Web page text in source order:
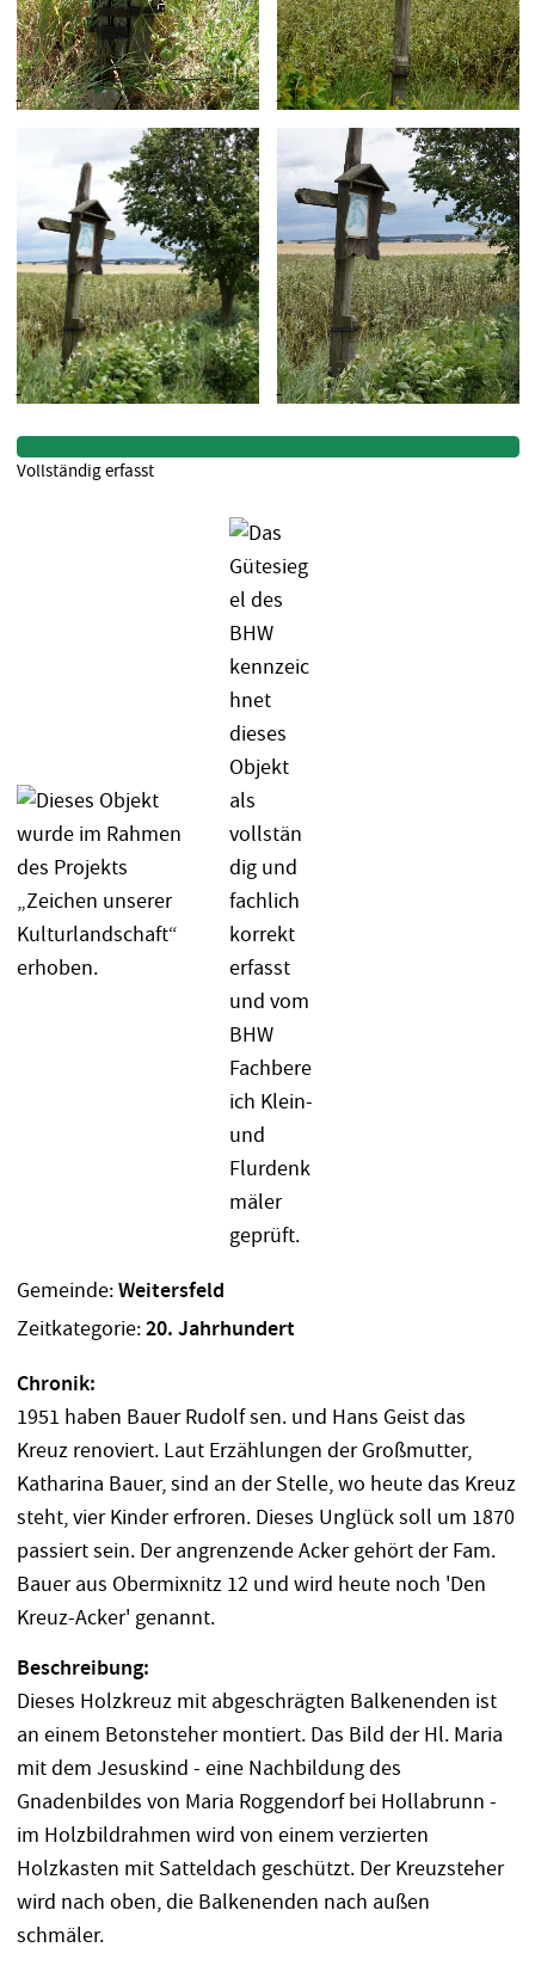
Gemeinde:Weitersfeld
Zeitkategorie:20. Jahrhundert
Chronik:
1951 haben Bauer Rudolf sen. und Hans Geist das
Kreuz renoviert. Laut Erzählungen der Großmutter,
Katharina Bauer, sind an der Stelle, wo heute das Kreuz
steht, vier Kinder erfroren. Dieses Unglück soll um 1870
passiert sein. Der angrenzende Acker gehört der Fam.
Bauer aus Obermixnitz 12 und wird heute noch 'Den
Kreuz-Acker' genannt.
Beschreibung:
Dieses Holzkreuz mit abgeschrägten Balkenenden ist
an einem Betonsteher montiert. Das Bild der Hl. Maria
mit dem Jesuskind - eine Nachbildung des
Gnadenbildes von Maria Roggendorf bei Hollabrunn -
im Holzbildrahmen wird von einem verzierten
Holzkasten mit Satteldach geschützt. Der Kreuzsteher
wird nach oben, die Balkenenden nach außen
schmäler.
Vollständig erfasst